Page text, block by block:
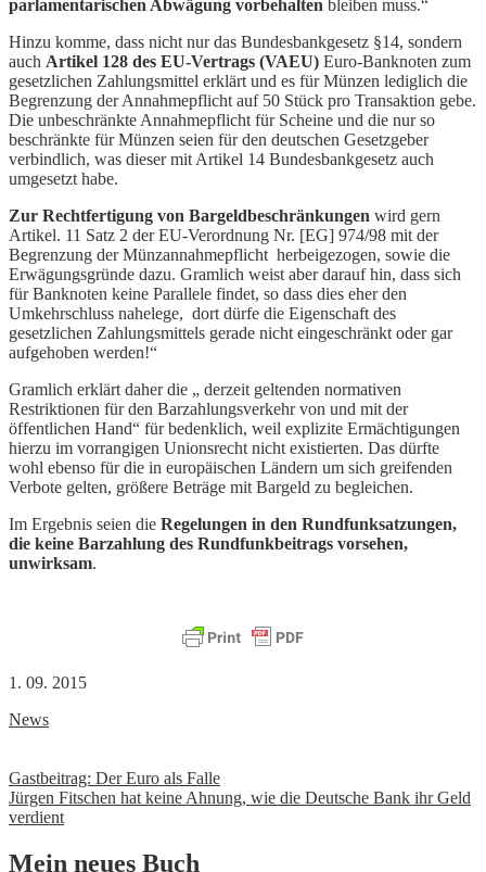
parlamentarischen Abwägung vorbehalten bleiben muss.“
Hinzu komme, dass nicht nur das Bundesbankgesetz §14, sondern
auch Artikel 128 des EU-Vertrags (VAEU) Euro-Banknoten zum
gesetzlichen Zahlungsmittel erklärt und es für Münzen lediglich die
Begrenzung der Annahmepflicht auf 50 Stück pro Transaktion gebe.
Die unbeschränkte Annahmepflicht für Scheine und die nur so
beschränkte für Münzen seien für den deutschen Gesetzgeber
verbindlich, was dieser mit Artikel 14 Bundesbankgesetz auch
umgesetzt habe.
Zur Rechtfertigung von Bargeldbeschränkungen wird gern
Artikel. 11 Satz 2 der EU-Verordnung Nr. [EG] 974/98 mit der
Begrenzung der Münzannahmepflicht herbeigezogen, sowie die
Erwägungsgründe dazu. Gramlich weist aber darauf hin, dass sich
für Banknoten keine Parallele findet, so dass dies eher den
Umkehrschluss nahelege, dort dürfe die Eigenschaft des
gesetzlichen Zahlungsmittels gerade nicht eingeschränkt oder gar
aufgehoben werden!“
Gramlich erklärt daher die „ derzeit geltenden normativen
Restriktionen für den Barzahlungsverkehr von und mit der
öffentlichen Hand“ für bedenklich, weil explizite Ermächtigungen
hierzu im vorrangigen Unionsrecht nicht existierten. Das dürfte
wohl ebenso für die in europäischen Ländern um sich greifenden
Verbote gelten, größere Beträge mit Bargeld zu begleichen.
Im Ergebnis seien die Regelungen in den Rundfunksatzungen,
die keine Barzahlung des Rundfunkbeitrags vorsehen,
unwirksam.
1. 09. 2015
News
Beitrags-
Navigation
Gastbeitrag: Der Euro als Falle
Jürgen Fitschen hat keine Ahnung, wie die Deutsche Bank ihr Geld
verdient
Mein neues Buch